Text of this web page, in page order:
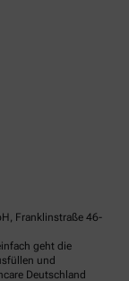
Franklinstraße 46-
geht die
und
Deutschland